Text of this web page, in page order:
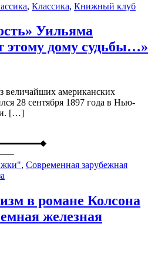
, Классика, Книжный клуб
Уильяма
этому дому судьбы…»
величайших американских
28 сентября 1897 года в Нью-
[…]
, Современная зарубежная
в романе Колсона
железная